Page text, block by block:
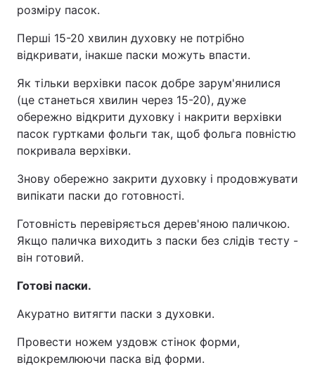
розміру пасок.
Перші 15-20 хвилин духовку не потрібно
відкривати, інакше паски можуть впасти.
Як тільки верхівки пасок добре зарум'янилися
(це станеться хвилин через 15-20), дуже
обережно відкрити духовку і накрити верхівки
пасок гуртками фольги так, щоб фольга повністю
покривала верхівки.
Знову обережно закрити духовку і продовжувати
випікати паски до готовності.
Готовність перевіряється дерев'яною паличкою.
Якщо паличка виходить з паски без слідів тесту -
він готовий.
Готові паски.
Акуратно витягти паски з духовки.
Провести ножем уздовж стінок форми,
відокремлюючи паска від форми.